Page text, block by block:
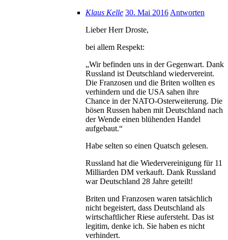
Klaus Kelle 30. Mai 2016 Antworten
Lieber Herr Droste,
bei allem Respekt:
„Wir befinden uns in der Gegenwart. Dank
Russland ist Deutschland wiedervereint.
Die Franzosen und die Briten wollten es
verhindern und die USA sahen ihre
Chance in der NATO-Osterweiterung. Die
bösen Russen haben mit Deutschland nach
der Wende einen blühenden Handel
aufgebaut.“
Habe selten so einen Quatsch gelesen.
Russland hat die Wiedervereinigung für 11
Milliarden DM verkauft. Dank Russland
war Deutschland 28 Jahre geteilt!
Briten und Franzosen waren tatsächlich
nicht begeistert, dass Deutschland als
wirtschaftlicher Riese aufersteht. Das ist
legitim, denke ich. Sie haben es nicht
verhindert.